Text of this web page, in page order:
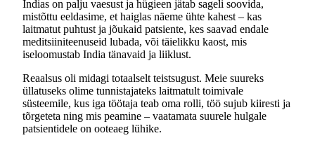
Indias on palju vaesust ja hügieen jätab sageli soovida,
mistõttu eeldasime, et haiglas näeme ühte kahest – kas
laitmatut puhtust ja jõukaid patsiente, kes saavad endale
meditsiiniteenuseid lubada, või täielikku kaost, mis
iseloomustab India tänavaid ja liiklust.
Reaalsus oli midagi totaalselt teistsugust. Meie suureks
üllatuseks olime tunnistajateks laitmatult toimivale
süsteemile, kus iga töötaja teab oma rolli, töö sujub kiiresti ja
tõrgeteta ning mis peamine – vaatamata suurele hulgale
patsientidele on ooteaeg lühike.